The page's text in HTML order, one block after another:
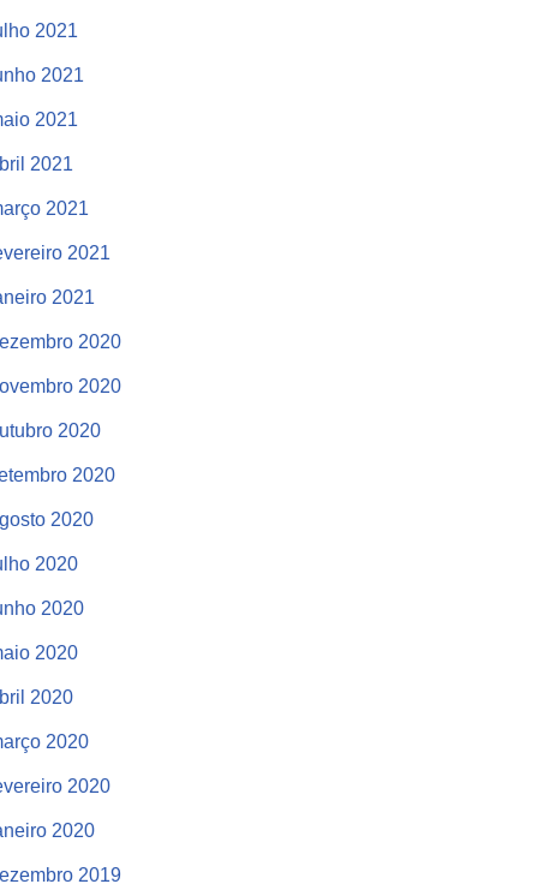
2021
2021
2021
2021
2021
2021
2021
2020
2020
2020
2020
2020
2020
2020
2020
2020
2020
2020
2020
2019